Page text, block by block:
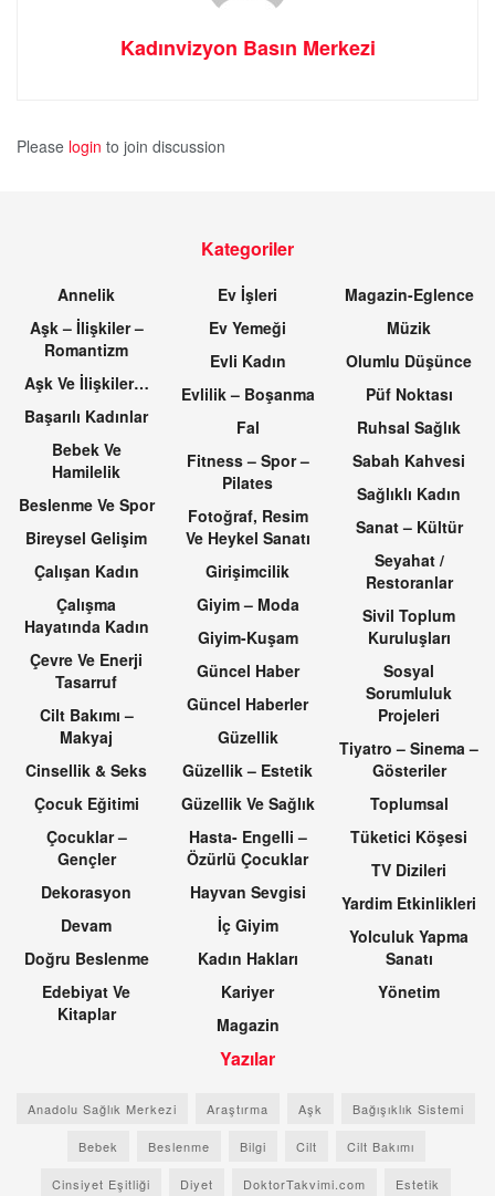
Kadınvizyon Basın Merkezi
Please login to join discussion
Kategoriler
Annelik
Aşk – İlişkiler –
Romantizm
Aşk Ve İlişkiler…
Başarılı Kadınlar
Bebek Ve
Hamilelik
Beslenme Ve Spor
Bireysel Gelişim
Çalışan Kadın
Çalışma
Hayatında Kadın
Çevre Ve Enerji
Tasarruf
Cilt Bakımı –
Makyaj
Cinsellik & Seks
Çocuk Eğitimi
Çocuklar –
Gençler
Dekorasyon
Devam
Doğru Beslenme
Edebiyat Ve
Kitaplar
Ev İşleri
Ev Yemeği
Evli Kadın
Evlilik – Boşanma
Fal
Fitness – Spor –
Pilates
Fotoğraf, Resim
Ve Heykel Sanatı
Girişimcilik
Giyim – Moda
Giyim-Kuşam
Güncel Haber
Güncel Haberler
Güzellik
Güzellik – Estetik
Güzellik Ve Sağlık
Hasta- Engelli –
Özürlü Çocuklar
Hayvan Sevgisi
İç Giyim
Kadın Hakları
Kariyer
Magazin
Magazin-Eglence
Müzik
Olumlu Düşünce
Püf Noktası
Ruhsal Sağlık
Sabah Kahvesi
Sağlıklı Kadın
Sanat – Kültür
Seyahat /
Restoranlar
Sivil Toplum
Kuruluşları
Sosyal
Sorumluluk
Projeleri
Tiyatro – Sinema –
Gösteriler
Toplumsal
Tüketici Köşesi
TV Dizileri
Yardim Etkinlikleri
Yolculuk Yapma
Sanatı
Yönetim
Yazılar
Anadolu Sağlık Merkezi Araştırma Aşk Bağışıklık Sistemi
Bebek Beslenme Bilgi Cilt Cilt Bakımı
Cinsiyet Eşitliği Diyet DoktorTakvimi.com Estetik